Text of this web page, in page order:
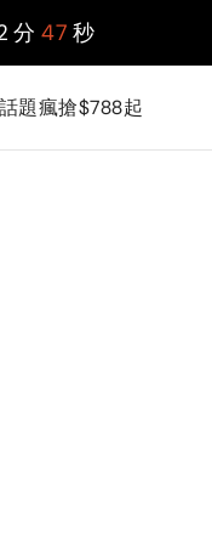
分 47 秒
題瘋搶$788起